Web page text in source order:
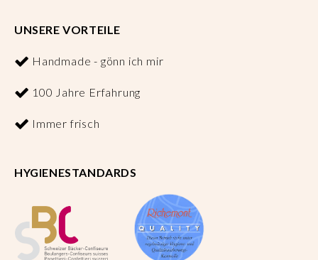
UNSERE VORTEILE
Handmade - gönn ich mir
100 Jahre Erfahrung
Immer frisch
HYGIENESTANDARDS